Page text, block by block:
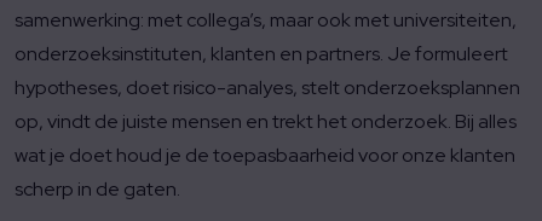
samenwerking: met collega’s, maar ook met universiteiten,
onderzoeksinstituten, klanten en partners. Je formuleert
hypotheses, doet risico-analyes, stelt onderzoeksplannen
op, vindt de juiste mensen en trekt het onderzoek. Bij alles
wat je doet houd je de toepasbaarheid voor onze klanten
scherp in de gaten.